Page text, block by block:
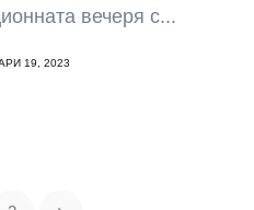
вечеря с...
19, 2023